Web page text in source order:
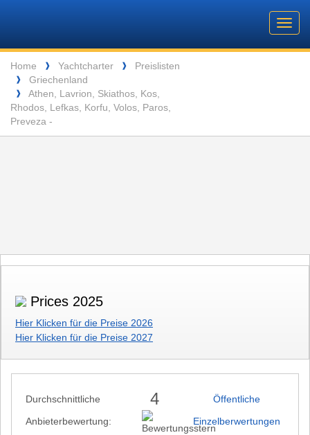
Barone
Yachting
Breadcrumb
Home ❱ Yachtcharter ❱ Preislisten
❱ Griechenland
❱
Athen, Lavrion, Skiathos, Kos,
Rhodos, Lefkas, Korfu, Volos, Paros,
Preveza -
Prices 2025
Hier Klicken für die Preise 2026
Hier Klicken für die Preise 2027
Durchschnittliche
Anbieterbewertung:
4
Öffentliche
Einzelberwertungen